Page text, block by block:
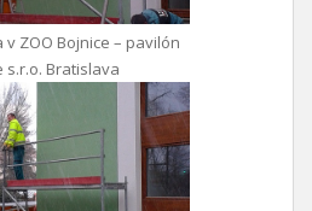
v ZOO Bojnice – pavilón
s.r.o. Bratislava